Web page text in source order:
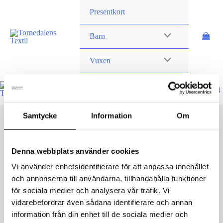
Samtycke Information Om
Denna webbplats använder cookies
Vi använder enhetsidentifierare för att anpassa innehållet
och annonserna till användarna, tillhandahålla funktioner
för sociala medier och analysera vår trafik. Vi
vidarebefordrar även sådana identifierare och annan
information från din enhet till de sociala medier och
innehåll
Presentkort
Barn
Vuxen
Flere_lag
Avdanielvittikko/13 februari, 2025